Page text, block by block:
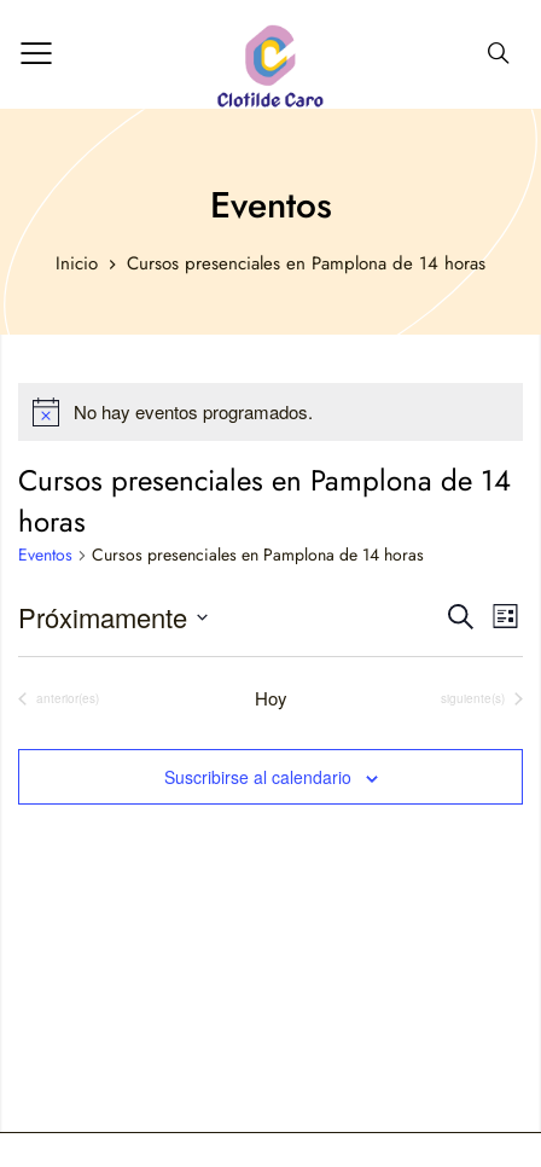
Eventos
Inicio Cursos presenciales en Pamplona de 14 horas
AvisoNo hay eventos programados.
Cursos presenciales en Pamplona de 14
horas
Eventos Cursos presenciales en Pamplona de 14 horas
de
y
vistas
Buscar
de
Lista
Próximamente
Seleccionar
Eventos
anterior(es) Hoy Eventos
siguiente(s)
Suscribirse al calendario